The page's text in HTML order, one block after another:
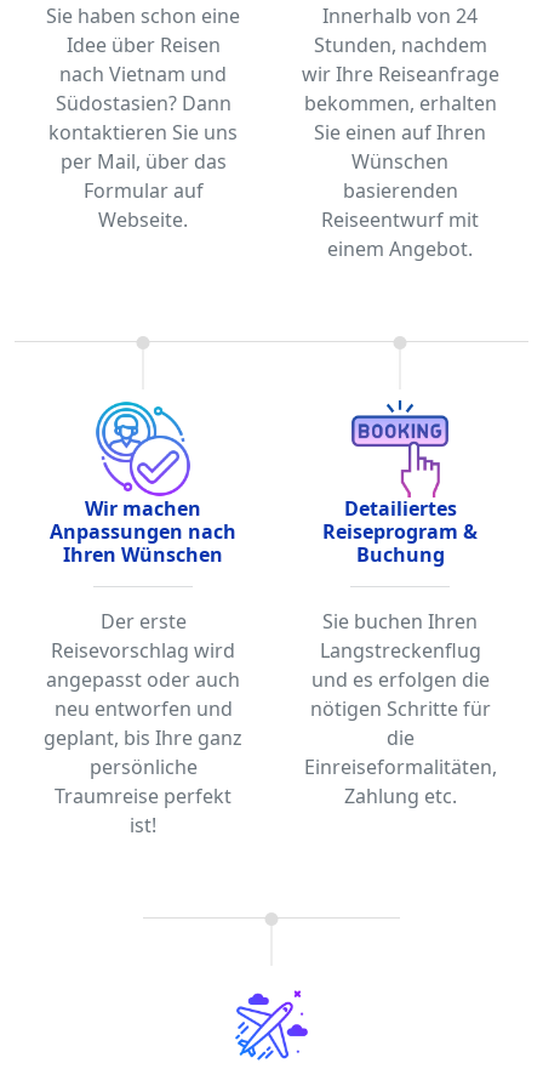
Sie haben schon eine
Idee über Reisen
nach Vietnam und
Südostasien? Dann
kontaktieren Sie uns
per Mail, über das
Formular auf
Webseite.
Innerhalb von 24
Stunden, nachdem
wir Ihre Reiseanfrage
bekommen, erhalten
Sie einen auf Ihren
Wünschen
basierenden
Reiseentwurf mit
einem Angebot.
Wir machen
Anpassungen nach
Ihren Wünschen
Der erste
Reisevorschlag wird
angepasst oder auch
neu entworfen und
geplant, bis Ihre ganz
persönliche
Traumreise perfekt
ist!
Detailiertes
Reiseprogram &
Buchung
Sie buchen Ihren
Langstreckenflug
und es erfolgen die
nötigen Schritte für
die
Einreiseformalitäten,
Zahlung etc.